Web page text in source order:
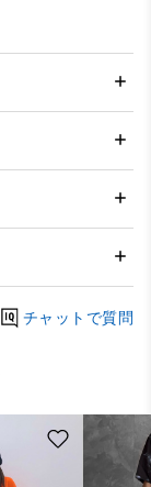
チャットで質問